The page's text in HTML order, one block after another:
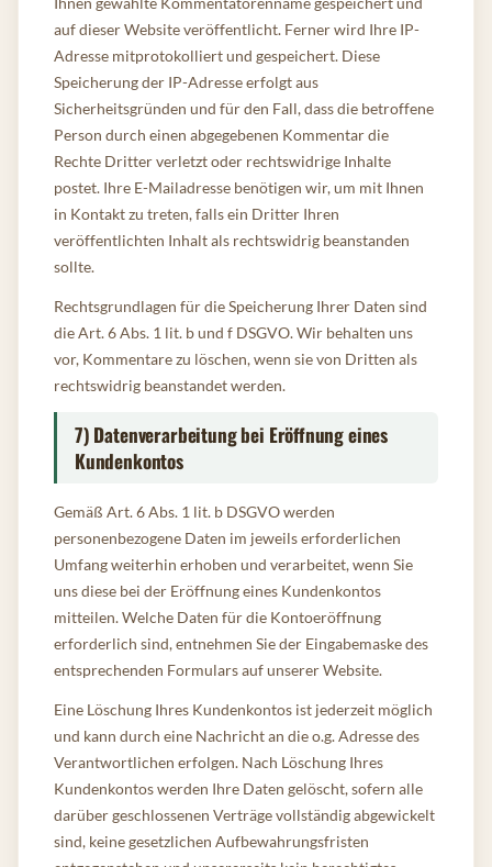
auf dieser Website veröffentlicht. Ferner wird Ihre IP-
Adresse mitprotokolliert und gespeichert. Diese
Speicherung der IP-Adresse erfolgt aus
Sicherheitsgründen und für den Fall, dass die betroffene
Person durch einen abgegebenen Kommentar die
Rechte Dritter verletzt oder rechtswidrige Inhalte
postet. Ihre E-Mailadresse benötigen wir, um mit Ihnen
in Kontakt zu treten, falls ein Dritter Ihren
veröffentlichten Inhalt als rechtswidrig beanstanden
sollte.
Rechtsgrundlagen für die Speicherung Ihrer Daten sind
die Art. 6 Abs. 1 lit. b und f DSGVO. Wir behalten uns
vor, Kommentare zu löschen, wenn sie von Dritten als
rechtswidrig beanstandet werden.
7) Datenverarbeitung bei Eröffnung eines
Kundenkontos
Gemäß Art. 6 Abs. 1 lit. b DSGVO werden
personenbezogene Daten im jeweils erforderlichen
Umfang weiterhin erhoben und verarbeitet, wenn Sie
uns diese bei der Eröffnung eines Kundenkontos
mitteilen. Welche Daten für die Kontoeröffnung
erforderlich sind, entnehmen Sie der Eingabemaske des
entsprechenden Formulars auf unserer Website.
Eine Löschung Ihres Kundenkontos ist jederzeit möglich
und kann durch eine Nachricht an die o.g. Adresse des
Verantwortlichen erfolgen. Nach Löschung Ihres
Kundenkontos werden Ihre Daten gelöscht, sofern alle
darüber geschlossenen Verträge vollständig abgewickelt
sind, keine gesetzlichen Aufbewahrungsfristen